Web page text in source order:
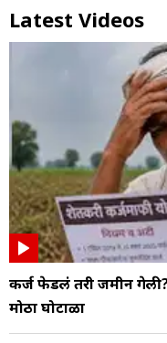
Latest Videos
कर्ज फेडलं तरी जमीन
मोठा घोटाळा